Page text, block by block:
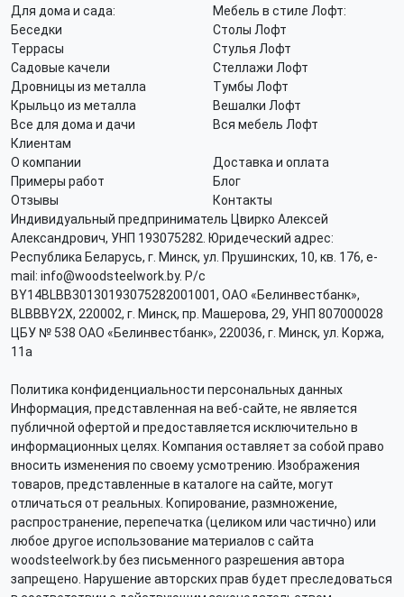
Для дома и сада:
Беседки
Террасы
Садовые качели
Дровницы из металла
Крыльцо из металла
Все для дома и дачи
Мебель в стиле Лофт:
Столы Лофт
Стулья Лофт
Стеллажи Лофт
Тумбы Лофт
Вешалки Лофт
Вся мебель Лофт
Клиентам
О компании
Доставка и оплата
Примеры работ
Блог
Отзывы
Контакты
Индивидуальный предприниматель Цвирко Алексей
Александрович, УНП 193075282. Юридеческий адрес:
Республика Беларусь, г. Минск, ул. Прушинских, 10, кв. 176, e-
mail: info@woodsteelwork.by. Р/с
BY14BLBB30130193075282001001, ОАО «Белинвестбанк»,
BLBBBY2X, 220002, г. Минск, пр. Машерова, 29, УНП 807000028
ЦБУ № 538 ОАО «Белинвестбанк», 220036, г. Минск, ул. Коржа,
11а
Политика конфиденциальности персональных данных
Информация, представленная на веб-сайте, не является
публичной офертой и предоставляется исключительно в
информационных целях. Компания оставляет за собой право
вносить изменения по своему усмотрению. Изображения
товаров, представленные в каталоге на сайте, могут
отличаться от реальных. Копирование, размножение,
распространение, перепечатка (целиком или частично) или
любое другое использование материалов с сайта
woodsteelwork.by без письменного разрешения автора
запрещено. Нарушение авторских прав будет преследоваться